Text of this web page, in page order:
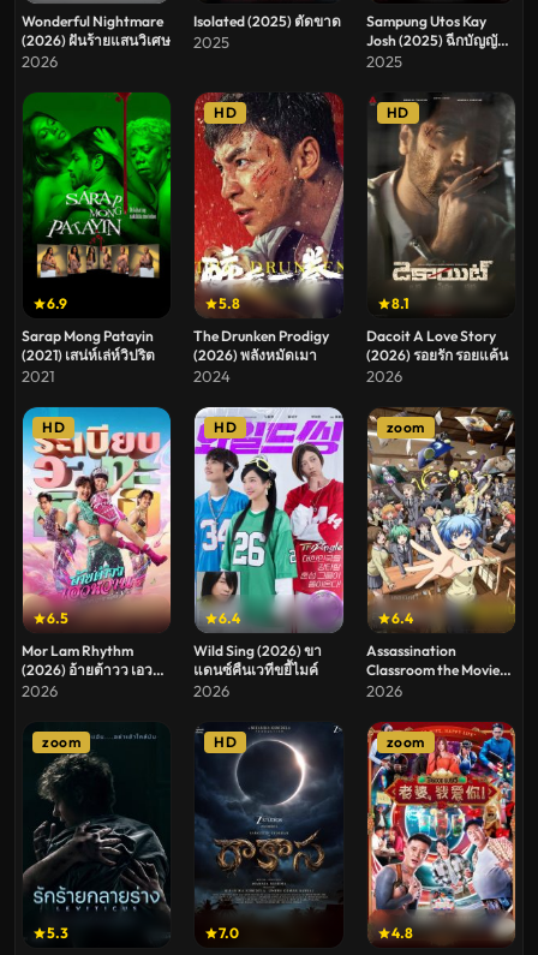
Wonderful Nightmare
(2026) ฝันร้ายแสนวิเศษ
2026
Isolated (2025) ตัดขาด
2025
Sampung Utos Kay
Josh (2025) ฉีกบัญญัติ
แหวกศรัทธา
2025
6.9
Sarap Mong Patayin
(2021) เสน่ห์เล่ห์วิปริต
2021
5.8
HD
The Drunken Prodigy
(2026) พลังหมัดเมา
2024
8.1
HD
Dacoit A Love Story
(2026) รอยรัก รอยแค้น
2026
6.5
HD
Mor Lam Rhythm
(2026) อ้ายต้าวว เอว
หวาน ระเบียบวาทะศิลป์
2026
6.4
HD
Wild Sing (2026) ขา
แดนซ์คืนเวทีขยี้ไมค์
2026
6.4
zoom
Assassination
Classroom the Movie
Our Time (2026)
เดอะ มูฟวี่ ห้วงเวลาของ
พวกเรา
2026
5.3
zoom
7.0
HD
4.8
zoom